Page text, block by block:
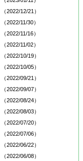
（2022/12/21）
（2022/11/30）
（2022/11/16）
（2022/11/02）
（2022/10/19）
（2022/10/05）
（2022/09/21）
（2022/09/07）
（2022/08/24）
（2022/08/03）
（2022/07/20）
（2022/07/06）
（2022/06/22）
（2022/06/08）